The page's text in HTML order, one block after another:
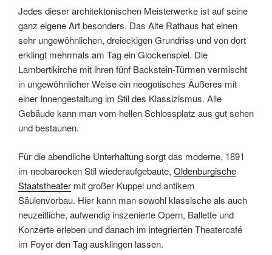
Jedes dieser architektonischen Meisterwerke ist auf seine
ganz eigene Art besonders. Das Alte Rathaus hat einen
sehr ungewöhnlichen, dreieckigen Grundriss und von dort
erklingt mehrmals am Tag ein Glockenspiel. Die
Lambertikirche mit ihren fünf Backstein-Türmen vermischt
in ungewöhnlicher Weise ein neogotisches Äußeres mit
einer Innengestaltung im Stil des Klassizismus. Alle
Gebäude kann man vom hellen Schlossplatz aus gut sehen
und bestaunen.
Für die abendliche Unterhaltung sorgt das moderne, 1891
im neobarocken Stil wiederaufgebaute, Oldenburgische
Staatstheater mit großer Kuppel und antikem
Säulenvorbau. Hier kann man sowohl klassische als auch
neuzeitliche, aufwendig inszenierte Opern, Ballette und
Konzerte erleben und danach im integrierten Theatercafé
im Foyer den Tag ausklingen lassen.